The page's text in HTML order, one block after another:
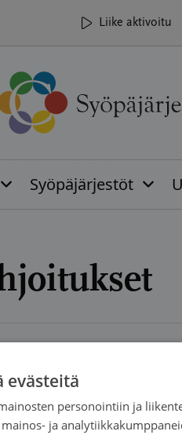
Liike aktivoitu
Syöpäjärjestöt
-verkosto:
evästeitä
personointiin ja
ja